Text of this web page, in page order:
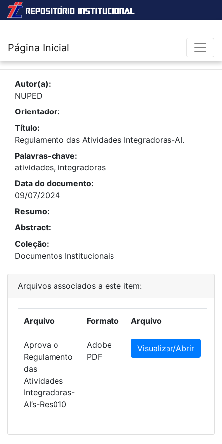
Página Inicial
Autor(a):
NUPED
Orientador:
Título:
Regulamento das Atividades Integradoras-AI.
Palavras-chave:
atividades, integradoras
Data do documento:
09/07/2024
Resumo:
Abstract:
Coleção:
Documentos Institucionais
Arquivos associados a este item:
Arquivo Formato Arquivo
Aprova o
Regulamento
das
Atividades
Integradoras-
AI’s-Res010
Adobe
PDF
Visualizar/Abrir